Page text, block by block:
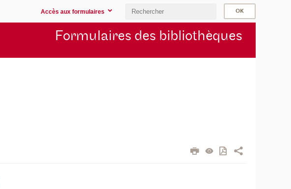
Accès aux formulaires
Formulaires des bibliothèques